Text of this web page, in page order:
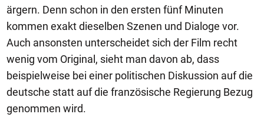
ärgern. Denn schon in den ersten fünf Minuten
kommen exakt dieselben Szenen und Dialoge vor.
Auch ansonsten unterscheidet sich der Film recht
wenig vom Original, sieht man davon ab, dass
beispielweise bei einer politischen Diskussion auf die
deutsche statt auf die französische Regierung Bezug
genommen wird.